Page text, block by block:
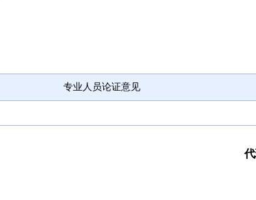
专业人员论证意见